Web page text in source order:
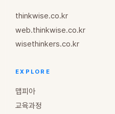
thinkwise.co.kr
web.thinkwise.co.kr
wisethinkers.co.kr
EXPLORE
맵피아
교육과정